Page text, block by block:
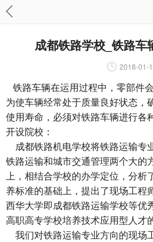
成都铁路学校_铁路车
2018-01-
铁路车辆在运用过程中，零部件
为使车辆经常处于质量良好状态，
使用寿命，必须对铁路车辆进行各
开设院校：
成都铁路机电学校将铁路运输专
铁路运输和城市交通管理两个大的
上，相结合学校的办学定位，分析
养标准的基础上，提出了现场工程
西华大学即成都铁路运输学校等优
高职高专学校培养技术应用型人才
我们对铁路运输专业方向的现场